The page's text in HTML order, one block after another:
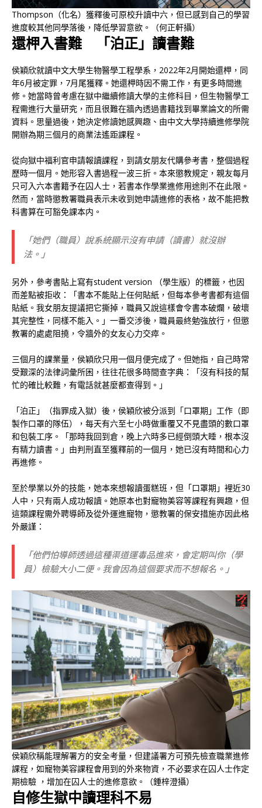
Thompson（化名）獲釋後可原校升讀中六，但已感到自己的學習
進度較其他同學落後，降低學習意欲。（何正軒攝）
還柙入書難 「泊正」讀書難
侯穎欣就讀中文大學生物醫學工程學系，2022年2月開始還柙，同
年6月被定罪，7月尾獲釋。她還柙時因不需工作，有更多時間進
修。她當時曾考慮在獄中繼續修讀大學的主修科目，但生物醫學工
程需進行大量研究，而且很難在牆內透過書籍找到畢業論文的所需
資料。思量過後，她決定修讀她感興趣、由中文大學持續進修學院
開辦為期三個月的商業法遙距課程。
從向獄中福利官申請報讀課程，到請女朋友代購參考書，整個過程
歷時一個月。她形容入書過程一波三折。本來懲教規定，親友每月
只可入六本書籍予在囚人士，若書本作學業進修用途則不在此限。
然而，當時懲教署職員表示未收到她申請進修的表格，故不能把教
科書算在可豁免課本内。
「她們（職員）說系統顯示沒有申請（讀書）就沒辦
法。」
另外，參考書貼上寫有student version （學生版）的標籤，也因
而差點被拒收：「書本不能貼上任何貼紙，但每本參考書都有這個
貼紙。我女朋友提議把它撕掉，職員又說這樣會令書本破爛，破壞
其完整性，同樣不能入。」一番交涉後，職員最終勉強放行，但懲
教署的處處阻撓，令牆外的女友心力交瘁。
三個月的課業量，侯穎欣只用一個月便完成了。但她指，自己時常
受艱深的法律詞彙所困，往往花很多時間查字典：「沒有科技的幫
忙的確比較難，有電話就甚麼都查得到。」
「泊正」（指罪成入獄）後，侯穎欣被分派到「口罩期」工作（即
製作口罩的隊伍），每天有六至七小時做重覆又不見盡頭的數口罩
和包裝工序。「那時我回到倉，晚上六時多已經倒頭大睡，根本沒
有精力讀書。」由判刑直至獲釋前的一個月，她已沒有時間和心力
再進修。
至於學業以外的技能，她本來想報讀蛋糕班，但「口罩期」裡近30
人中，只有兩人成功報讀。她原本也對寵物美容等課程有興趣，但
這類課程需外聘導師及從外運進寵物，懲教署的保安措施亦因此格
外嚴謹：
「他們怕導師透過這種渠道運毒品進來，會定期叫你（學
員）檢驗大小二便。我會因為這個要求而不想報名。」
侯穎欣稱能理解署方的安全考量，但建議署方可預先檢查職業進修
課程，如寵物美容課程會用到的外來物資，不必要求在囚人士作定
期檢驗 ，增加在囚人士的進修意欲。（鍾梓澄攝）
自修生獄中讀理科不易